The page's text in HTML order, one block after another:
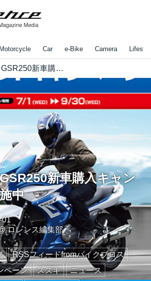
Motorcycle Car e-Bike Camera
【スズキ】GSR250新車購入キャンペーンを実施中
新車購入キャン
中
01
ロレンス編集部
RSSフィードfromバイクブロス
ペーン スズキ
ニュース